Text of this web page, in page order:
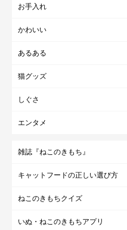
お手入れ
かわいい
あるある
猫グッズ
しぐさ
エンタメ
雑誌『ねこのきもち』
キャットフードの正しい選び方
ねこのきもちクイズ
いぬ・ねこのきもちアプリ